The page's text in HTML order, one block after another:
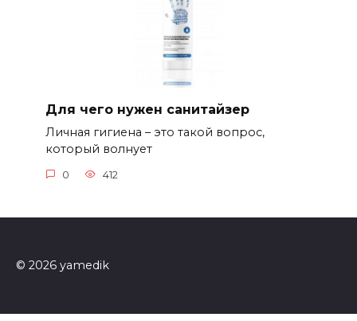
Для чего нужен санитайзер
Личная гигиена – это такой вопрос,
который волнует
0 412
© 2026 yamedik